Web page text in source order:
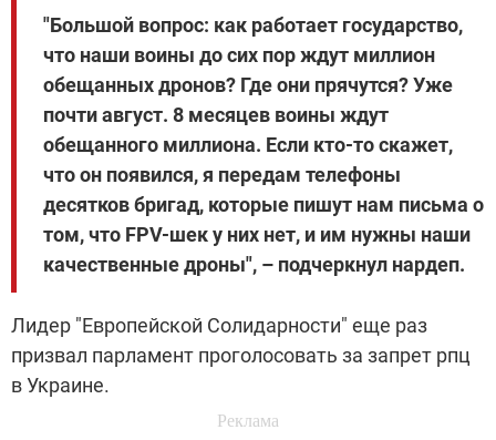
"Большой вопрос: как работает государство,
что наши воины до сих пор ждут миллион
обещанных дронов? Где они прячутся? Уже
почти август. 8 месяцев воины ждут
обещанного миллиона. Если кто-то скажет,
что он появился, я передам телефоны
десятков бригад, которые пишут нам письма о
том, что FPV-шек у них нет, и им нужны наши
качественные дроны", – подчеркнул нардеп.
Лидер "Европейской Солидарности" еще раз
призвал парламент проголосовать за запрет рпц
в Украине.